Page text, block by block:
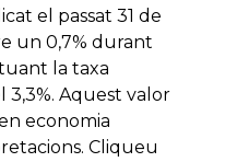
el passat 31 de
un 0,7% durant
la taxa
3,3%. Aquest valor
economia
Cliqueu